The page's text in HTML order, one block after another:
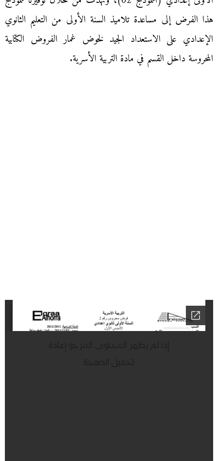
هذا الفرض إلى مساعدة تلاميذ السنة الأولى من التعليم الثانوي
الإعدادي على الاستعداد الجيد لخوض غمار الفروض الكتابية
المحروسة داخل القسم في مادة التربية الأسرية.